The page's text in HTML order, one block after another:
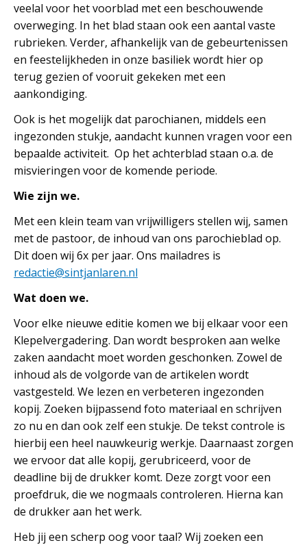
veelal voor het voorblad met een beschouwende
overweging. In het blad staan ook een aantal vaste
rubrieken. Verder, afhankelijk van de gebeurtenissen
en feestelijkheden in onze basiliek wordt hier op
terug gezien of vooruit gekeken met een
aankondiging.
Ook is het mogelijk dat parochianen, middels een
ingezonden stukje, aandacht kunnen vragen voor een
bepaalde activiteit. Op het achterblad staan o.a. de
misvieringen voor de komende periode.
Wie zijn we.
Met een klein team van vrijwilligers stellen wij, samen
met de pastoor, de inhoud van ons parochieblad op.
Dit doen wij 6x per jaar. Ons mailadres is
redactie@sintjanlaren.nl
Wat doen we.
Voor elke nieuwe editie komen we bij elkaar voor een
Klepelvergadering. Dan wordt besproken aan welke
zaken aandacht moet worden geschonken. Zowel de
inhoud als de volgorde van de artikelen wordt
vastgesteld. We lezen en verbeteren ingezonden
kopij. Zoeken bijpassend foto materiaal en schrijven
zo nu en dan ook zelf een stukje. De tekst controle is
hierbij een heel nauwkeurig werkje. Daarnaast zorgen
we ervoor dat alle kopij, gerubriceerd, voor de
deadline bij de drukker komt. Deze zorgt voor een
proefdruk, die we nogmaals controleren. Hierna kan
de drukker aan het werk.
Heb jij een scherp oog voor taal? Wij zoeken een